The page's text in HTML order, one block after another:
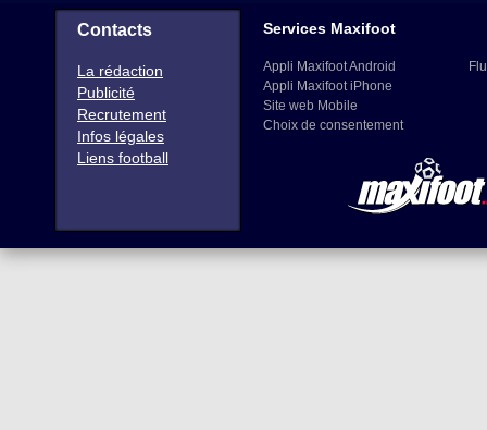
Contacts
La rédaction
Publicité
Recrutement
Infos légales
Liens football
Services Maxifoot
Appli Maxifoot Android
Appli Maxifoot iPhone
Site web Mobile
Choix de consentement